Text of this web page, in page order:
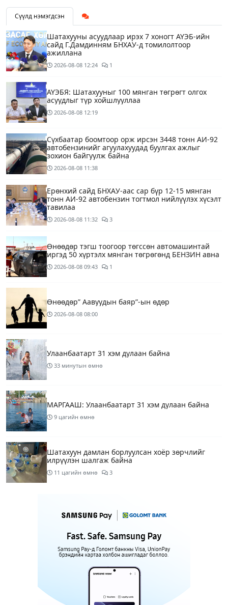
Сүүлд нэмэгдсэн
Шатахууны асуудлаар ирэх 7 хоногт АҮЭБ-ийн
сайд Г.Дамдинням БНХАУ-д томилолтоор
ажиллана
2026-08-08 12:24 1
АҮЭБЯ: Шатахууныг 100 мянган төгрөгт олгох
асуудлыг түр хойшлууллаа
2026-08-08 12:19
Сүхбаатар боомтоор орж ирсэн 3448 тонн АИ-92
автобензинийг агуулахуудад буулгах ажлыг
зохион байгуулж байна
2026-08-08 11:38
Ерөнхий сайд БНХАУ-аас сар бүр 12-15 мянган
тонн АИ-92 автобензин тогтмол нийлүүлэх хүсэлт
тавилаа
2026-08-08 11:32 3
Өнөөдөр тэгш тоогоор төгссөн автомашинтай
иргэд 50 хүртэлх мянган төгрөгөнд БЕНЗИН авна
2026-08-08 09:43 1
Өнөөдөр” Аавуудын баяр”-ын өдөр
2026-08-08 08:00
Улаанбаатарт 31 хэм дулаан байна
33 минутын өмнө
МАРГААШ: Улаанбаатарт 31 хэм дулаан байна
9 цагийн өмнө
Шатахуун дамлан борлуулсан хоёр зөрчлийг
илрүүлэн шалгаж байна
11 цагийн өмнө 3
урьдчилсан төлөв
Шатахуун дамлаж байгаа асуудалд ТЕГ-аас
холбогдох мэдээллийн дагуу шалгалтын
ажиллагааг эрчимжүүлж байна
Аялал жуулчлалын компанийн автомашинуудыг